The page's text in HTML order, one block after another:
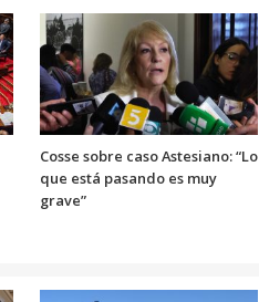
Cosse sobre caso Astesiano: “Lo
que está pasando es muy
grave”